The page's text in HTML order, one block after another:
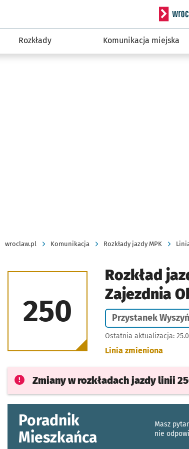
Serwis
Rozkłady Komunikacja miejska
wroclaw.pl Komunikacja Rozkłady jazdy MPK
250
Rozkład
Zajezdnia
Przystanek
Ostatnia aktualizacja:
Linia zmieniona
Zmiany w rozkładach jazdylinii
Poradnik
Mieszkańca
Masz
nie